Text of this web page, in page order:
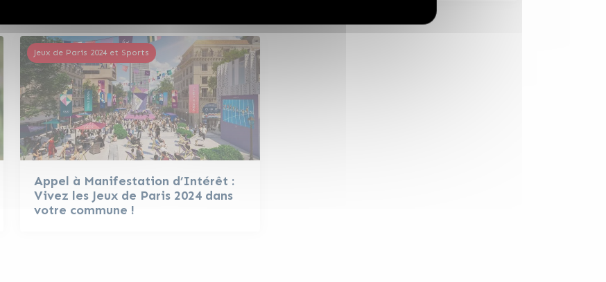
Appel à Manifestation d’Intérêt :
Vivez les Jeux de Paris 2024 dans
votre commune !
Jeux de Paris 2024 et Sports